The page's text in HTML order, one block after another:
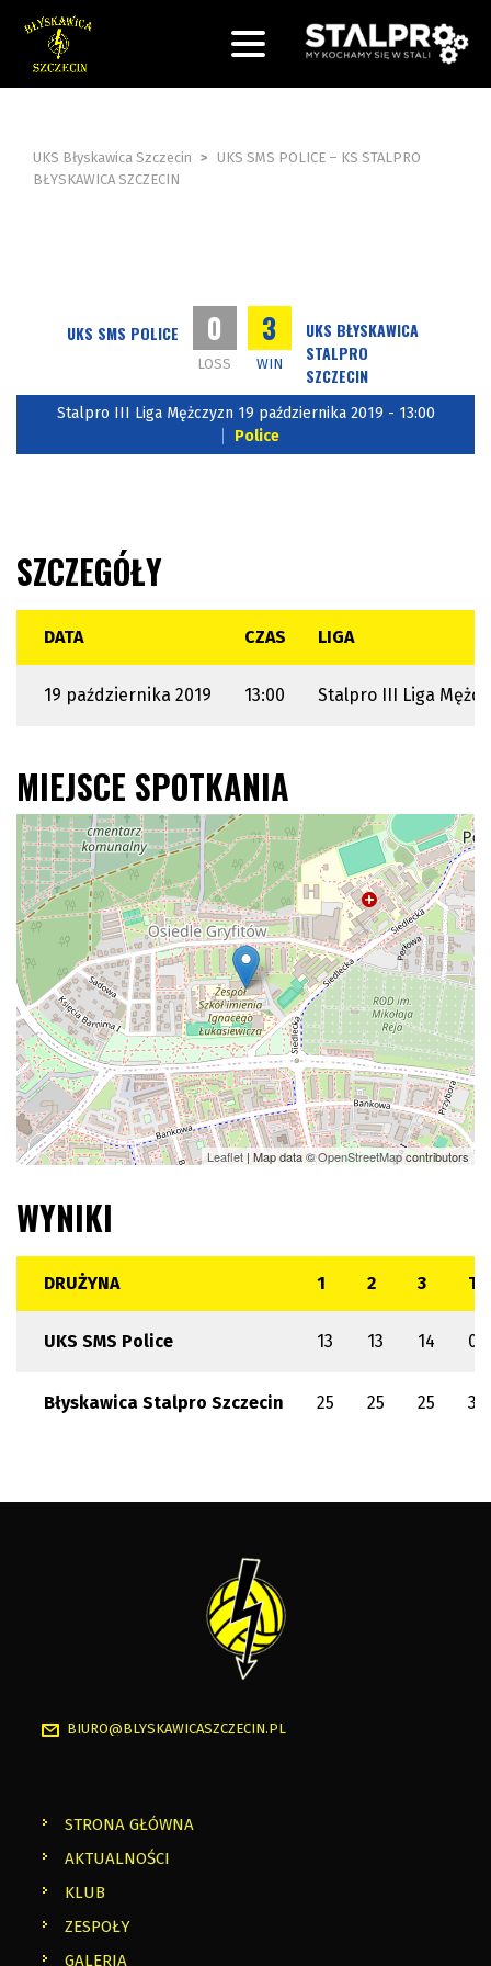
UKS Błyskawica Szczecin >
UKS SMS POLICE – KS STALPRO
BŁYSKAWICA SZCZECIN
UKS SMS POLICE 0
LOSS
3
WIN
UKS BŁYSKAWICA
STALPRO
SZCZECIN
Stalpro III Liga Mężczyzn 19 października 2019 - 13:00
Police
SZCZEGÓŁY
DATA CZAS LIGA
19 października 2019 13:00 Stalpro III Liga
MIEJSCE SPOTKANIA
Leaflet | Map data ©OpenStreetMapcontributors
WYNIKI
DRUŻYNA 1 2 3 T
UKS SMS Police 13 13 14 0
Błyskawica Stalpro Szczecin 25 25 25 3
BIURO@BLYSKAWICASZCZECIN.PL
STRONA GŁÓWNA
AKTUALNOŚCI
KLUB
ZESPOŁY
GALERIA